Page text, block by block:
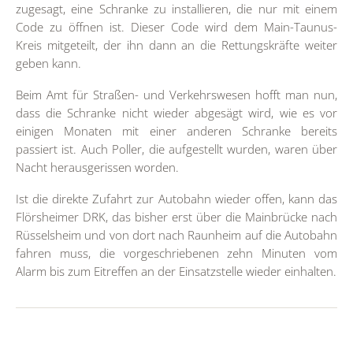
zugesagt, eine Schranke zu installieren, die nur mit einem
Code zu öffnen ist. Dieser Code wird dem Main-Taunus-
Kreis mitgeteilt, der ihn dann an die Rettungskräfte weiter
geben kann.
Beim Amt für Straßen- und Verkehrswesen hofft man nun,
dass die Schranke nicht wieder abgesägt wird, wie es vor
einigen Monaten mit einer anderen Schranke bereits
passiert ist. Auch Poller, die aufgestellt wurden, waren über
Nacht herausgerissen worden.
Ist die direkte Zufahrt zur Autobahn wieder offen, kann das
Flörsheimer DRK, das bisher erst über die Mainbrücke nach
Rüsselsheim und von dort nach Raunheim auf die Autobahn
fahren muss, die vorgeschriebenen zehn Minuten vom
Alarm bis zum Eitreffen an der Einsatzstelle wieder einhalten.